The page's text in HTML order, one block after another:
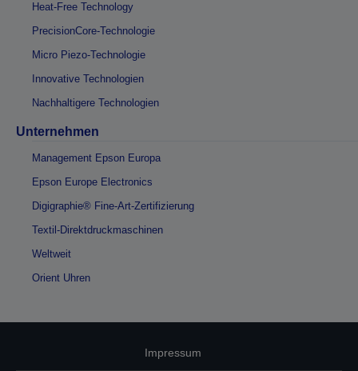
Heat-Free Technology
PrecisionCore-Technologie
Micro Piezo-Technologie
Innovative Technologien
Nachhaltigere Technologien
Unternehmen
Management Epson Europa
Epson Europe Electronics
Digigraphie® Fine-Art-Zertifizierung
Textil-Direktdruckmaschinen
Weltweit
Orient Uhren
Impressum